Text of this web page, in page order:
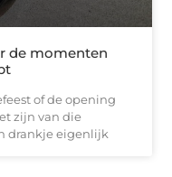
de momenten
of de opening
zijn van die
drankje eigenlijk